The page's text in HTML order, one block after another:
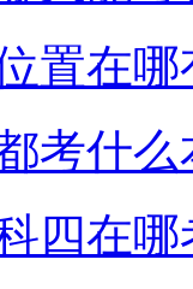
置在
考什么
四在哪